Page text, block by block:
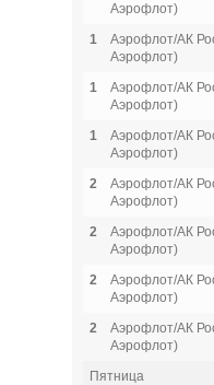
Аэрофлот)
1
Аэрофлот/АК
Аэрофлот)
1
Аэрофлот/АК
Аэрофлот)
1
Аэрофлот/АК
Аэрофлот)
2
Аэрофлот/АК
Аэрофлот)
2
Аэрофлот/АК
Аэрофлот)
2
Аэрофлот/АК
Аэрофлот)
2
Аэрофлот/АК
Аэрофлот)
Пятница